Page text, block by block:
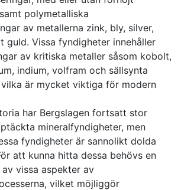
polymetalliska
av metallerna zink, bly, silver,
guld. Vissa fyndigheter innehåller
av kritiska metaller såsom kobolt,
indium, volfram och sällsynta
är mycket viktiga för modern
har Bergslagen fortsatt stor
mineralfyndigheter, men
fyndigheter är sannolikt dolda
att kunna hitta dessa behövs en
vissa aspekter av
vilket möjliggör